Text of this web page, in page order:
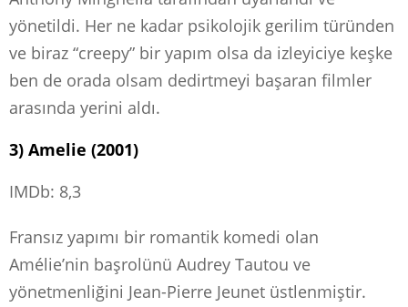
yönetildi. Her ne kadar psikolojik gerilim türünden
ve biraz “creepy” bir yapım olsa da izleyiciye keşke
ben de orada olsam dedirtmeyi başaran filmler
arasında yerini aldı.
3) Amelie (2001)
IMDb: 8,3
Fransız yapımı bir romantik komedi olan
Amélie’nin başrolünü Audrey Tautou ve
yönetmenliğini Jean-Pierre Jeunet üstlenmiştir.